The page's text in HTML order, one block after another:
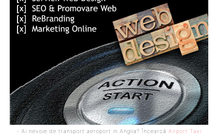
- Ai nevoie de transport aeroport in Anglia? Încearcă Airport Taxi